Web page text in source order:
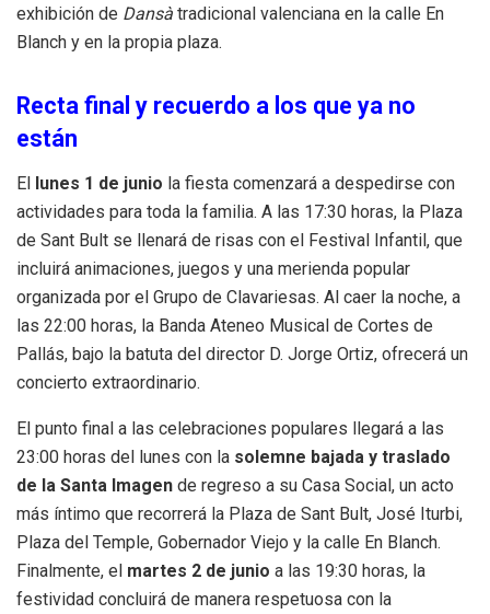
exhibición de Dansà tradicional valenciana en la calle En
Blanch y en la propia plaza.
Recta final y recuerdo a los que ya no
están
El lunes 1 de junio la fiesta comenzará a despedirse con
actividades para toda la familia. A las 17:30 horas, la Plaza
de Sant Bult se llenará de risas con el Festival Infantil, que
incluirá animaciones, juegos y una merienda popular
organizada por el Grupo de Clavariesas. Al caer la noche, a
las 22:00 horas, la Banda Ateneo Musical de Cortes de
Pallás, bajo la batuta del director D. Jorge Ortiz, ofrecerá un
concierto extraordinario.
El punto final a las celebraciones populares llegará a las
23:00 horas del lunes con la solemne bajada y traslado
de la Santa Imagen de regreso a su Casa Social, un acto
más íntimo que recorrerá la Plaza de Sant Bult, José Iturbi,
Plaza del Temple, Gobernador Viejo y la calle En Blanch.
Finalmente, el martes 2 de junio a las 19:30 horas, la
festividad concluirá de manera respetuosa con la